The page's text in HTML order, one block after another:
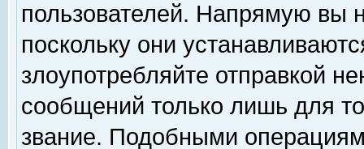
пользователей. Напрямую вы
поскольку они
злоупотребляйте отправкой
сообщений только лишь для
звание. Подобными